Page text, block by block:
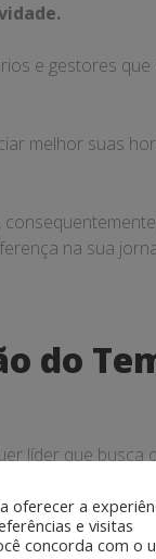
e gestores
melhor suas
na sua
do
líder que busca
de organizar
inspirem suas
oferecer a
e visitas
concorda com o